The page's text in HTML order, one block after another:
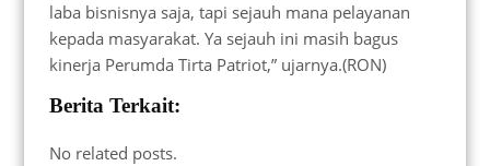
laba bisnisnya saja, tapi sejauh mana pelayanan
kepada masyarakat. Ya sejauh ini masih bagus
kinerja Perumda Tirta Patriot,” ujarnya.(RON)
Berita Terkait:
No related posts.